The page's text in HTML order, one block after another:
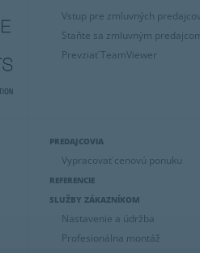
Vstup pre zmluvných
Staňte sa zmluvným
Prevziať TeamViewer
PREDAJCOVIA
Vypracovať cenovú ponuku
REFERENCIE
SLUŽBY ZÁKAZNÍKOM
Nastavenie a údržba
Profesionálna montáž